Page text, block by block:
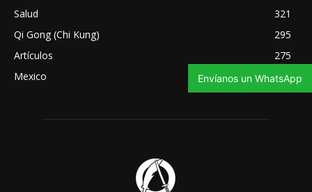
Salud
321
Qi Gong (Chi Kung)
295
Artículos
275
Mexico
270
Envíanos un WhatsApp